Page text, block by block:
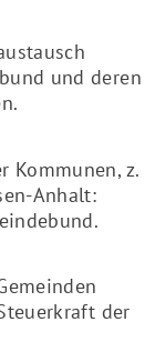
und deren
Kommunen, z.
Anhalt:
der